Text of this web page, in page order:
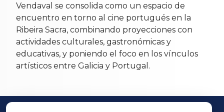
Vendaval se consolida como un espacio de
encuentro en torno al cine portugués en la
Ribeira Sacra, combinando proyecciones con
actividades culturales, gastronómicas y
educativas, y poniendo el foco en los vínculos
artísticos entre Galicia y Portugal.